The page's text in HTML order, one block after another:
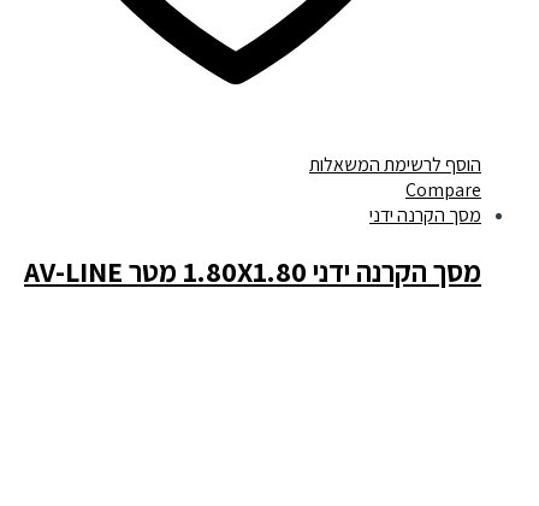
הוסף לרשימת המשאלות
Compare
מסך הקרנה ידני
מסך הקרנה ידני 1.80X1.80 מטר AV-LINE